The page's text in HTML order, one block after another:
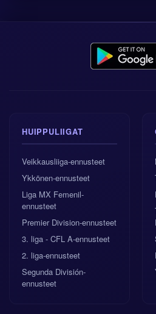
HUIPPULIIGAT
Veikkausliiga-ennusteet
Ykkönen-ennusteet
Liga MX Femenil-
ennusteet
Premier Division-ennusteet
3. liga - CFL A-ennusteet
2. liga-ennusteet
Segunda División-
ennusteet